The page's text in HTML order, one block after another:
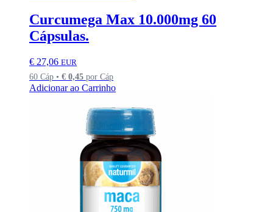
Curcumega Max 10.000mg 60
Cápsulas.
€ 27,06 EUR
60 Cáp • € 0,45 por Cáp
Adicionar ao Carrinho